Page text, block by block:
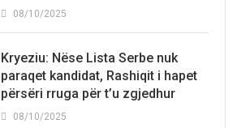
08/10/2025
Kryeziu: Nëse Lista Serbe nuk
paraqet kandidat, Rashiqit i hapet
përsëri rruga për t’u zgjedhur
08/10/2025